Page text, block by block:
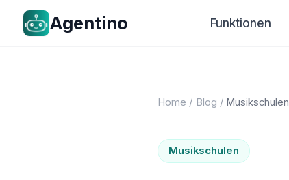
Agentino Funktionen
Home / Blog / Musikschulen
Musikschulen